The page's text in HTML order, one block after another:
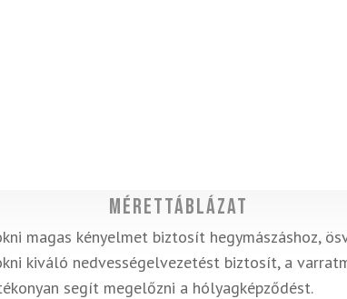
Mérettáblázat
magas kényelmet biztosít hegymászáshoz,
kiváló nedvességelvezetést biztosít, a
segít megelőzni a hólyagképződést.